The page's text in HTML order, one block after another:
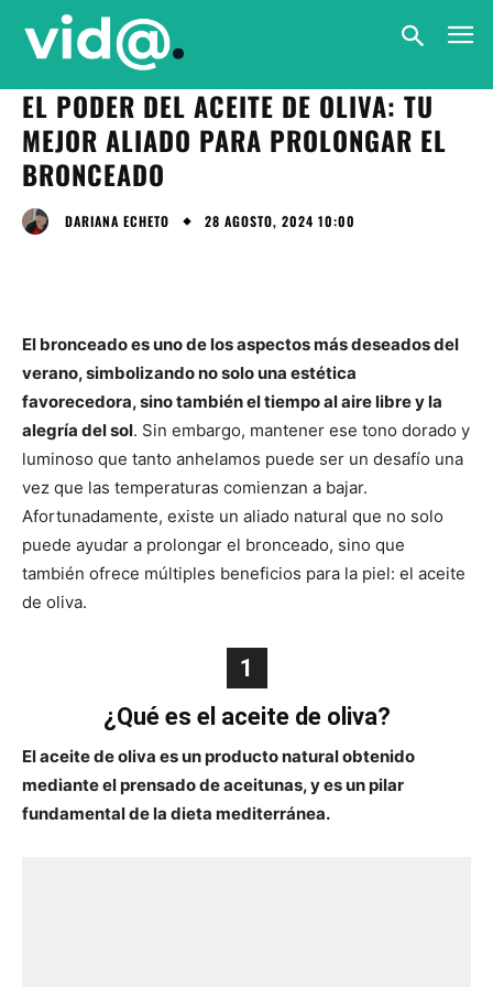
EL PODER DEL ACEITE DE OLIVA: TU
MEJOR ALIADO PARA PROLONGAR EL
BRONCEADO
DARIANA ECHETO 28 AGOSTO, 2024 10:00
El bronceado es uno de los aspectos más deseados del
verano, simbolizando no solo una estética
favorecedora, sino también el tiempo al aire libre y la
alegría del sol. Sin embargo, mantener ese tono dorado y
luminoso que tanto anhelamos puede ser un desafío una
vez que las temperaturas comienzan a bajar.
Afortunadamente, existe un aliado natural que no solo
puede ayudar a prolongar el bronceado, sino que
también ofrece múltiples beneficios para la piel: el aceite
de oliva.
1
¿Qué es el aceite de oliva?
El aceite de oliva es un producto natural obtenido
mediante el prensado de aceitunas, y es un pilar
fundamental de la dieta mediterránea.